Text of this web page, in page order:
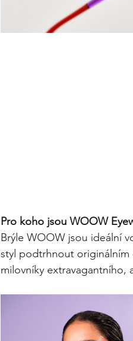
Pro koho jsou WOOW
Brýle WOOW jsou ideální
styl podtrhnout
milovníky extravagantního,